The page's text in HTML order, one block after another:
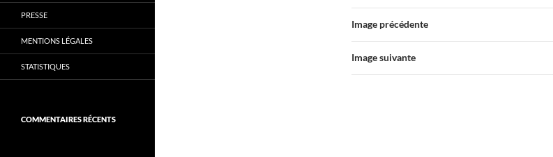
Image précédente
Image suivante
PRESSE
MENTIONS LÉGALES
STATISTIQUES
COMMENTAIRES RÉCENTS